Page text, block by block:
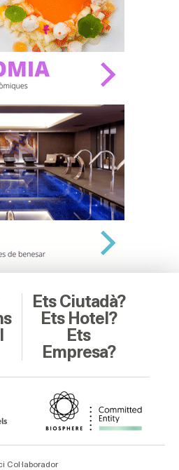
Ets Ciutadà?
Ets Hotel?
Ets
Empresa?
Col·laborador